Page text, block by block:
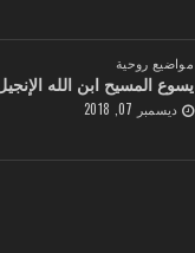
مواضيع روحية
يسوع المسيح ابن الله
ديسمبر 07, 2018